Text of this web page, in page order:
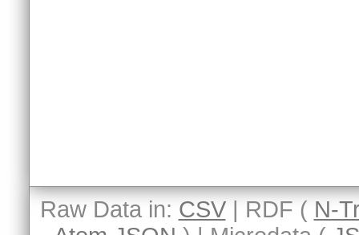
Raw Data in: CSV| RDF ( N-